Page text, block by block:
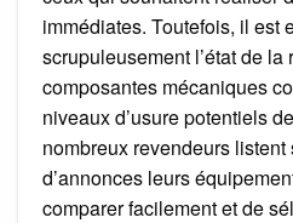
immédiates. Toutefois, il est
scrupuleusement l’état de
composantes mécaniques
niveaux d’usure potentiels
nombreux revendeurs
d’annonces leurs
comparer facilement et de